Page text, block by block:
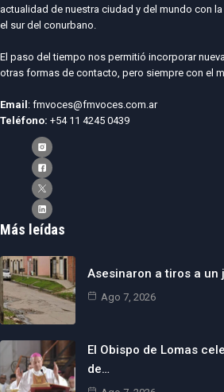
actualidad de nuestra ciudad y del mundo con
el sur del conurbano.
El paso del tiempo nos permitió incorporar
otras formas de contacto, pero siempre con el
Email : fmvoces@fmvoces.com.ar
Teléfono: +54 11 4245 0439
Más leídas
Asesinaron a tiros a un
Ago 7, 2026
El Obispo de Lomas
de…